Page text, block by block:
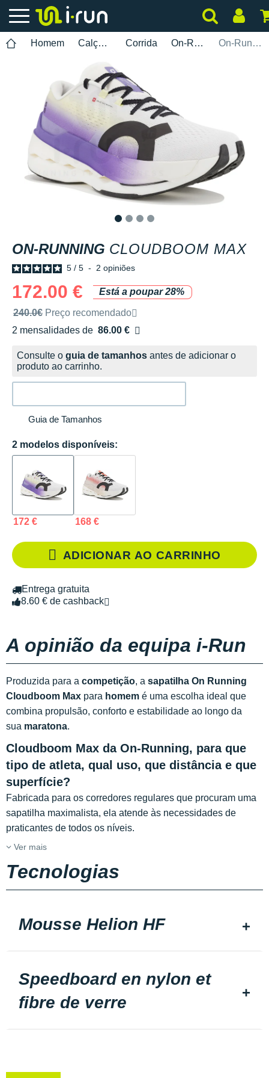
Homem Calçados Corrida On-Running On-Running Cloudboom Max
ON-RUNNING CLOUDBOOM MAX
5 / 5 - 2 opiniões
172.00 €
Está a poupar 28%
Preço de venda recomendado pela marca
240.0€ Preço recomendado
2 mensalidades de 86.00 €
sem custos
Consulte o guia de tamanhos antes de adicionar o
produto ao carrinho.
Guia de Tamanhos
2 modelos disponíveis:
172 € 168 €
ADICIONAR AO CARRINHO
Entrega gratuita
8.60 € de cashback
A opinião da equipa i-Run
Produzida para a competição, a sapatilha On Running
Cloudboom Max para homem é uma escolha ideal que
combina propulsão, conforto e estabilidade ao longo da
sua maratona.
Cloudboom Max da On-Running, para que
tipo de atleta, qual uso, que distância e que
superfície?
Fabricada para os corredores regulares que procuram uma
sapatilha maximalista, ela atende às necessidades de
praticantes de todos os níveis.
Ver mais
Tecnologias
Mousse Helion HF
Speedboard en nylon et
fibre de verre